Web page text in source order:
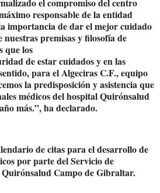
responsable de la entidad
importancia de dar el mejor cuidado
nuestras premisas y filosofía de
que los
de estar cuidados y en las
para el Algeciras C.F., equipo
la predisposición y asistencia que
médicos del hospital Quirónsalud
más.”, ha declarado.
de citas para el desarrollo de
por parte del Servicio de
Campo de Gibraltar.